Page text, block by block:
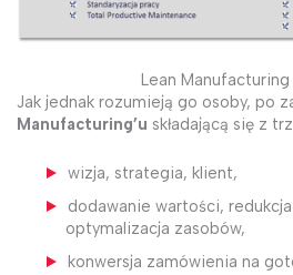
Lean
Jak jednak rozumieją go osoby, po
Manufacturing’u składającą się z
wizja, strategia, klient,
dodawanie wartości,
optymalizacja zasobów,
konwersja zamówienia na